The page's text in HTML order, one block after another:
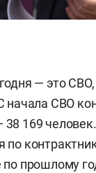
— это СВО,
начала СВО
169
по
прошлому